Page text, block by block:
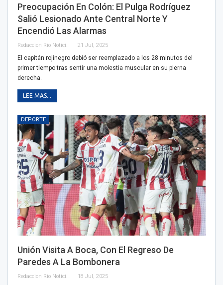
Preocupación En Colón: El Pulga Rodríguez
Salió Lesionado Ante Central Norte Y
Encendió Las Alarmas
Redaccion Rio Noticias 21 Jul, 2025
El capitán rojinegro debió ser reemplazado a los 28 minutos del
primer tiempo tras sentir una molestia muscular en su pierna
derecha.
LEE MAS...
DEPORTE
Unión Visita A Boca, Con El Regreso De
Paredes A La Bombonera
Redaccion Rio Noticias 18 Jul, 2025